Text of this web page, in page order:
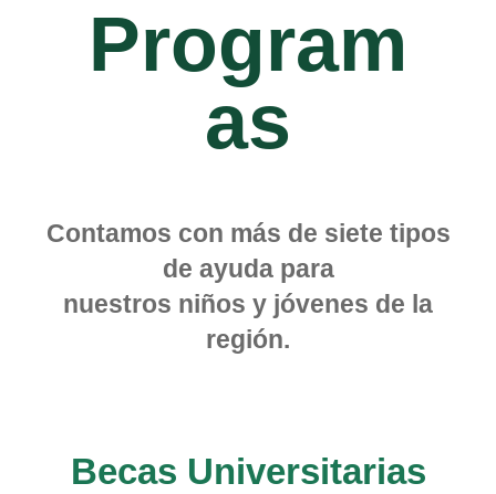
Program
as
Contamos con más de siete tipos
de ayuda para
nuestros niños y jóvenes de la
región.
Becas Universitarias